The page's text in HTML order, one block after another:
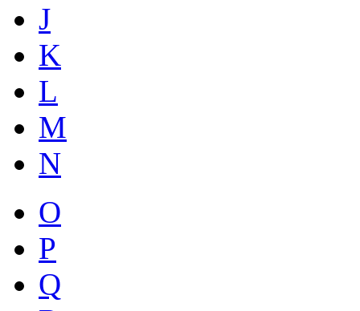
J
K
L
M
N
O
P
Q